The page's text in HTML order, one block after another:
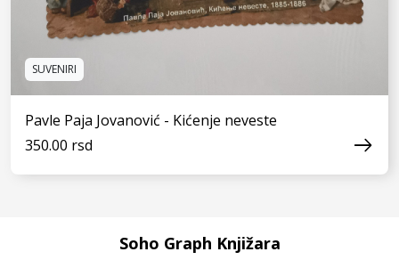
SUVENIRI
Pavle Paja Jovanović - Kićenje neveste
350.00 rsd
Soho Graph Knjižara